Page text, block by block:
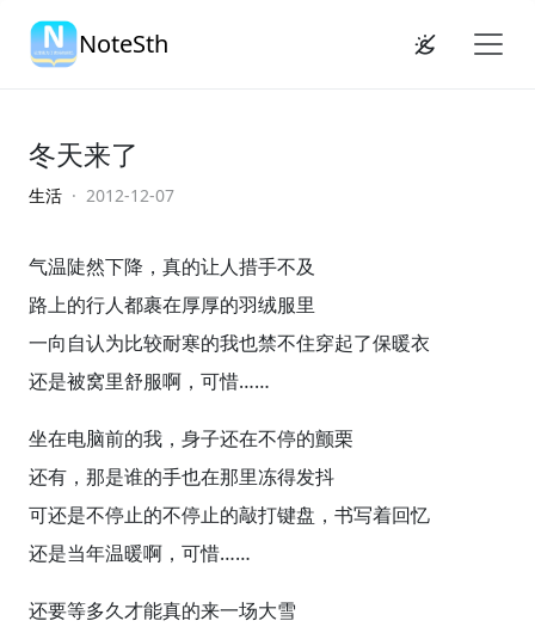
NoteSth
冬天来了
生活 · 2012-12-07
气温陡然下降，真的让人措手不及
路上的行人都裹在厚厚的羽绒服里
一向自认为比较耐寒的我也禁不住穿起了保暖衣
还是被窝里舒服啊，可惜……
坐在电脑前的我，身子还在不停的颤栗
还有，那是谁的手也在那里冻得发抖
可还是不停止的不停止的敲打键盘，书写着回忆
还是当年温暖啊，可惜……
还要等多久才能真的来一场大雪